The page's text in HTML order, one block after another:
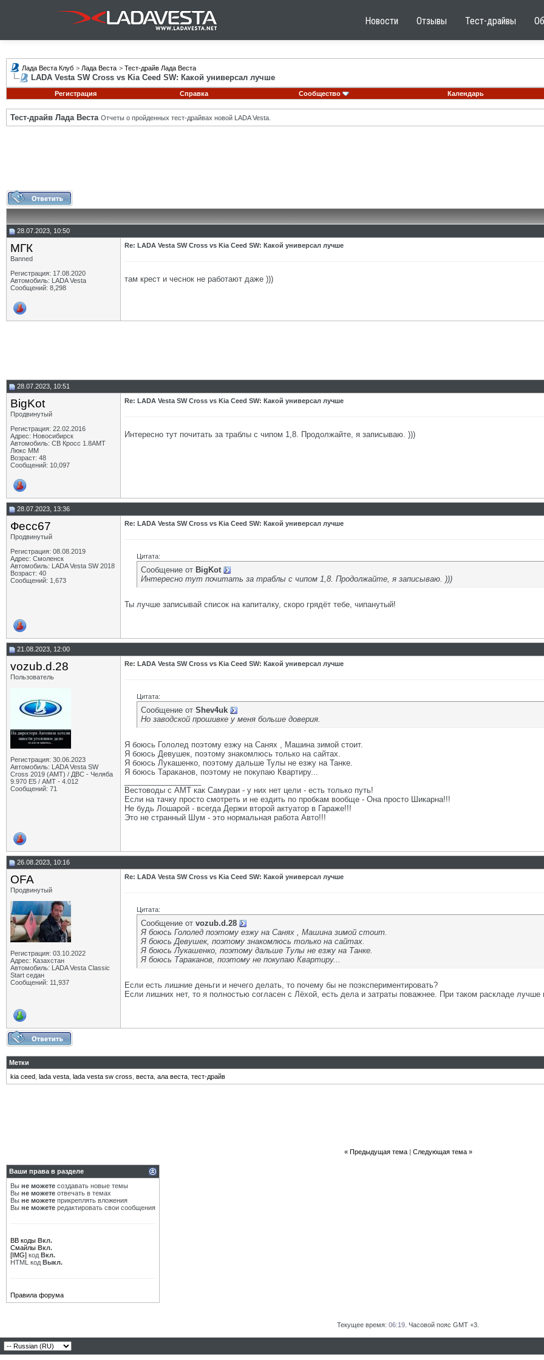
Новости Отзывы Тест-драйвы
Лада Веста Клуб > Лада Веста > Тест-драйв Лада Веста
LADA Vesta SW Cross vs Kia Ceed SW: Какой универсал лучше
Регистрация Справка Сообщество Календарь
Тест-драйв Лада Веста Отчеты о пройденных тест-драйвах новой LADA Vesta.
28.07.2023, 10:50
МГК
Banned
Регистрация: 17.08.2020
Автомобиль: LADA Vesta
Сообщений: 8,298
Re: LADA Vesta SW Cross vs Kia Ceed SW: Какой универсал лучше
там крест и чеснок не работают даже )))
28.07.2023, 10:51
BigKot
Продвинутый
Регистрация: 22.02.2016
Адрес: Новосибирск
Автомобиль: СВ Кросс 1.8АМТ
Люкс ММ
Возраст: 48
Сообщений: 10,097
Re: LADA Vesta SW Cross vs Kia Ceed SW: Какой универсал лучше
Интересно тут почитать за траблы с чипом 1,8. Продолжайте, я записываю. )))
28.07.2023, 13:36
Фесс67
Продвинутый
Регистрация: 08.08.2019
Адрес: Смоленск
Автомобиль: LADA Vesta SW 2018
Возраст: 40
Сообщений: 1,673
Re: LADA Vesta SW Cross vs Kia Ceed SW: Какой универсал лучше
Цитата:
Сообщение от BigKot
Интересно тут почитать за траблы с чипом 1,8. Продолжайте, я записываю. )))
Ты лучше записывай список на капиталку, скоро грядёт тебе, чипанутый!
21.08.2023, 12:00
vozub.d.28
Пользователь
Регистрация: 30.06.2023
Автомобиль: LADA Vesta SW
Cross 2019 (AMT) / ДВС - Челяба
9.970 Е5 / АМТ - 4.012
Сообщений: 71
Re: LADA Vesta SW Cross vs Kia Ceed SW: Какой универсал лучше
Цитата:
Сообщение от Shev4uk
Но заводской прошивке у меня больше доверия.
Я боюсь Гололед поэтому езжу на Санях , Машина зимой стоит.
Я боюсь Девушек, поэтому знакомлюсь только на сайтах.
Я боюсь Лукашенко, поэтому дальше Тулы не езжу на Танке.
Я боюсь Тараканов, поэтому не покупаю Квартиру...
Вестоводы с АМТ как Самураи - у них нет цели - есть только путь!
Если на тачку просто смотреть и не ездить по пробкам вообще - Она просто Шикарна!!!
Не будь Лошарой - всегда Держи второй актуатор в Гараже!!!
Это не странный Шум - это нормальная работа Авто!!!
26.08.2023, 10:16
OFA
Продвинутый
Регистрация: 03.10.2022
Адрес: Казахстан
Автомобиль: LADA Vesta Classic
Start седан
Сообщений: 11,937
Re: LADA Vesta SW Cross vs Kia Ceed SW: Какой универсал лучше
Цитата:
Сообщение от vozub.d.28
Я боюсь Гололед поэтому езжу на Санях , Машина зимой стоит.
Я боюсь Девушек, поэтому знакомлюсь только на сайтах.
Я боюсь Лукашенко, поэтому дальше Тулы не езжу на Танке.
Я боюсь Тараканов, поэтому не покупаю Квартиру...
Если есть лишние деньги и нечего делать, то почему бы не поэкспериментировать?
Если лишних нет, то я полностью согласен с Лёхой, есть дела и затраты поважнее. При таком раскладе
Метки
kia ceed lada vesta lada vesta sw cross веста ала веста тест-драйв
« Предыдущая тема| Следующая тема »
Ваши права в разделе
Вы не можете создавать новые темы
Вы не можете отвечать в темах
Вы не можете прикреплять вложения
Вы не можете редактировать свои сообщения
BB коды Вкл.
Смайлы Вкл.
[IMG] код Вкл.
HTML код Выкл.
Правила форума
Текущее время: 06:19 . Часовой пояс GMT +3.